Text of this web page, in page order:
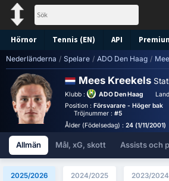
Hörnor Tennis (EN) API
Nederländerna / Spelare / ADO Den Haag /
Mees Kreekels
Klubb : ADO Den Haag
Position : Försvarare - Höger bak
Tröjnummer :#5
Ålder (Födelsedag) : 24 (1/11/2001)
Allmän Mål, xG, skott Assists och
2025/2026 2024/2025 2023/2024